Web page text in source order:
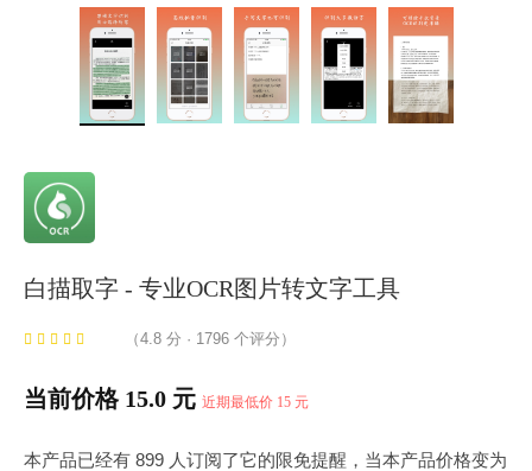
白描取字 - 专业OCR图片转文字工具
（4.8 分 · 1796 个评分）
当前价格 15.0 元 近期最低价 15 元
本产品已经有 899 人订阅了它的限免提醒，当本产品价格变为